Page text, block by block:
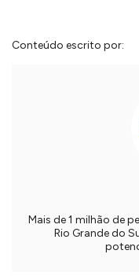
Conteúdo escrito por:
Mais de 1 milhão de
Rio Grande do